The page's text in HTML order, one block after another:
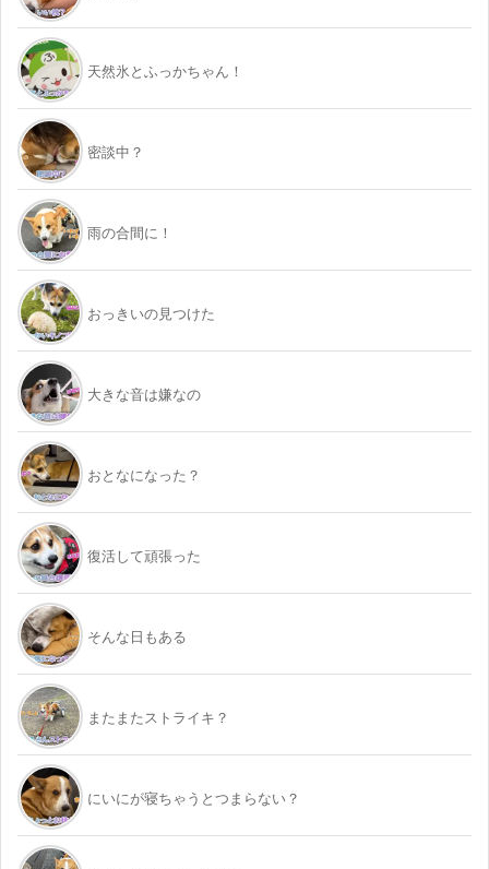
天然氷とふっかちゃん！
密談中？
雨の合間に！
おっきいの見つけた
大きな音は嫌なの
おとなになった？
復活して頑張った
そんな日もある
またまたストライキ？
にいにが寝ちゃうとつまらない？